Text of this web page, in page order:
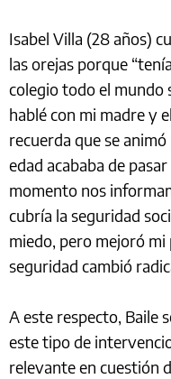
Isabel Villa (28 años)
las orejas porque
colegio todo el mundo
hablé con mi madre y
recuerda que se
edad acababa de
momento nos
cubría la seguridad
miedo, pero mejoró
seguridad cambió
A este respecto, Baile
este tipo de
relevante en cuestión